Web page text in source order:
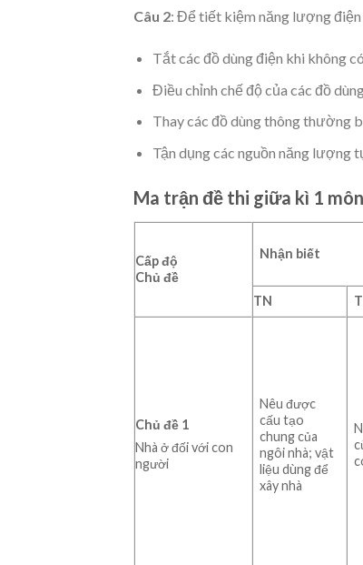
Câu 2: Để tiết kiệm năng lượng điện
Tắt các đồ dùng điện khi không
Điều chỉnh chế độ của các đồ
Thay các đồ dùng thông thường
Tận dụng các nguồn năng lượng
Ma trận đề thi giữa kì 1
Cấp độ
Chủ đề
Nhận biết
TN
Chủ đề 1
Nhà ở đối với con
người
Nêu được
cấu tạo
chung của
ngôi nhà; vật
liệu dùng để
xây nhà